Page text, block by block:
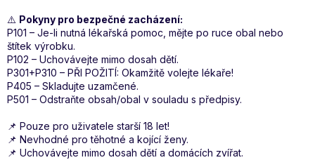
⚠️ Pokyny pro bezpečné zacházení:
P101 – Je-li nutná lékařská pomoc, mějte po ruce obal nebo
štítek výrobku.
P102 – Uchovávejte mimo dosah dětí.
P301+P310 – PŘI POŽITÍ: Okamžitě volejte lékaře!
P405 – Skladujte uzamčené.
P501 – Odstraňte obsah/obal v souladu s předpisy.
📌 Pouze pro uživatele starší 18 let!
📌 Nevhodné pro těhotné a kojící ženy.
📌 Uchovávejte mimo dosah dětí a domácích zvířat.